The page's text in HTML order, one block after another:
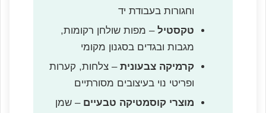
וחגורות בעבודת יד
טקסטיל – מפות שולחן רקומות,
מגבות ובגדים בסגנון מקומי
קרמיקה צבעונית – צלחות, קערות
ופריטי נוי בעיצובים מסורתיים
מוצרי קוסמטיקה טבעיים – שמן